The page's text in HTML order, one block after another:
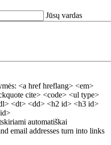
Jūsų vardas
<a href hreflang> <em>
cite> <code> <ul type>
<dt> <dd> <h2 id> <h3 id>
automatiškai
email addresses turn into links